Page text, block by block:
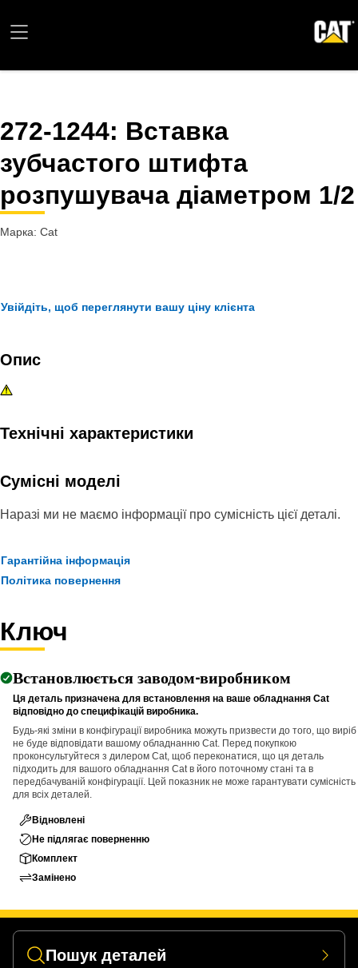
272-1244: Вставка
зубчастого штифта
розпушувача діаметром 1/2
Марка: Cat
Увійдіть, щоб переглянути вашу ціну клієнта
Опис
Технічні характеристики
Сумісні моделі
Наразі ми не маємо інформації про сумісність цієї деталі.
Гарантійна інформація
Політика повернення
Ключ
Встановлюється заводом-виробником
Ця деталь призначена для встановлення на ваше обладнання Cat
відповідно до специфікацій виробника.
Будь-які зміни в конфігурації виробника можуть призвести до того, що виріб
не буде відповідати вашому обладнанню Cat. Перед покупкою
проконсультуйтеся з дилером Cat, щоб переконатися, що ця деталь
підходить для вашого обладнання Cat в його поточному стані та в
передбачуваній конфігурації. Цей показник не може гарантувати сумісність
для всіх деталей.
Відновлені
Не підлягає поверненню
Комплект
Замінено
Пошук деталей